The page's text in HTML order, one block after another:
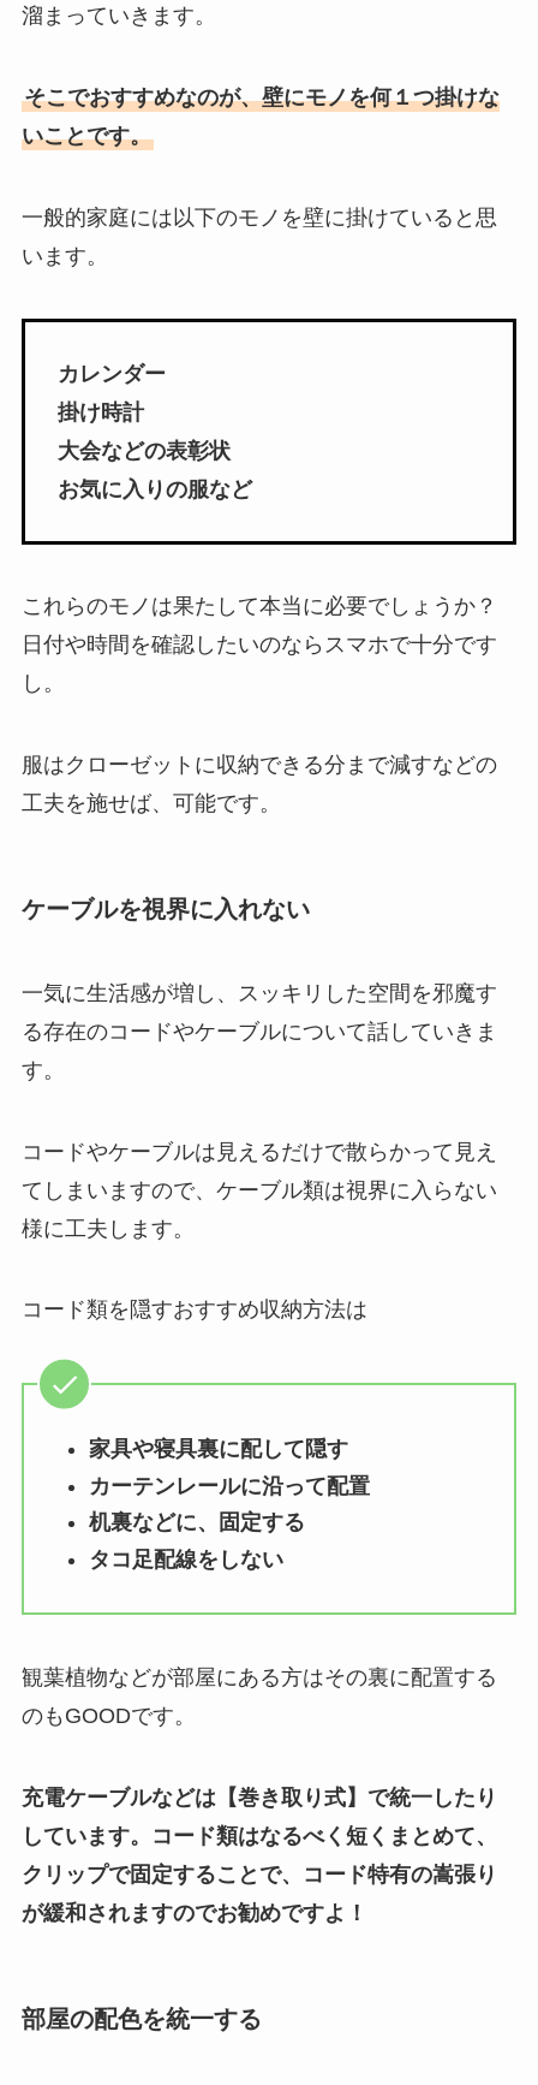
溜まっていきます。
そこでおすすめなのが、壁にモノを何１つ掛けな
いことです。
一般的家庭には以下のモノを壁に掛けていると思
います。
カレンダー
掛け時計
大会などの表彰状
お気に入りの服など
これらのモノは果たして本当に必要でしょうか？
日付や時間を確認したいのならスマホで十分です
し。
服はクローゼットに収納できる分まで減すなどの
工夫を施せば、可能です。
ケーブルを視界に入れない
一気に生活感が増し、スッキリした空間を邪魔す
る存在のコードやケーブルについて話していきま
す。
コードやケーブルは見えるだけで散らかって見え
てしまいますので、ケーブル類は視界に入らない
様に工夫します。
コード類を隠すおすすめ収納方法は
家具や寝具裏に配して隠す
カーテンレールに沿って配置
机裏などに、固定する
タコ足配線をしない
観葉植物などが部屋にある方はその裏に配置する
のもGOODです。
充電ケーブルなどは【巻き取り式】で統一したり
しています。コード類はなるべく短くまとめて、
クリップで固定することで、コード特有の嵩張り
が緩和されますのでお勧めですよ！
部屋の配色を統一する